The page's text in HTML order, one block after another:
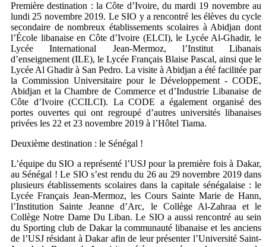
Première destination : la Côte d’Ivoire, du mardi 19 novembre au
lundi 25 novembre 2019. Le SIO y a rencontré les élèves du cycle
secondaire de nombreux établissements scolaires à Abidjan dont
l’École libanaise en Côte d’Ivoire (ELCI), le Lycée Al-Ghadir, le
Lycée International Jean-Mermoz, l’Institut Libanais
d’enseignement (ILE), le Lycée Français Blaise Pascal, ainsi que le
Lycée Al Ghadir à San Pedro. La visite à Abidjan a été facilitée par
la Commission Universitaire pour le Développement - CODE,
Abidjan et la Chambre de Commerce et d’Industrie Libanaise de
Côte d’Ivoire (CCILCI). La CODE a également organisé des
portes ouvertes qui ont regroupé d’autres universités libanaises
privées les 22 et 23 novembre 2019 à l’Hôtel Tiama.
Deuxième destination : le Sénégal !
L’équipe du SIO a représenté l’USJ pour la première fois à Dakar,
au Sénégal ! Le SIO s’est rendu du 26 au 29 novembre 2019 dans
plusieurs établissements scolaires dans la capitale sénégalaise : le
Lycée Français Jean-Mermoz, les Cours Sainte Marie de Hann,
l’Institution Sainte Jeanne d’Arc, le Collège Al-Zahraa et le
Collège Notre Dame Du Liban. Le SIO a aussi rencontré au sein
du Sporting club de Dakar la communauté libanaise et les anciens
de l’USJ résidant à Dakar afin de leur présenter l’Université Saint-